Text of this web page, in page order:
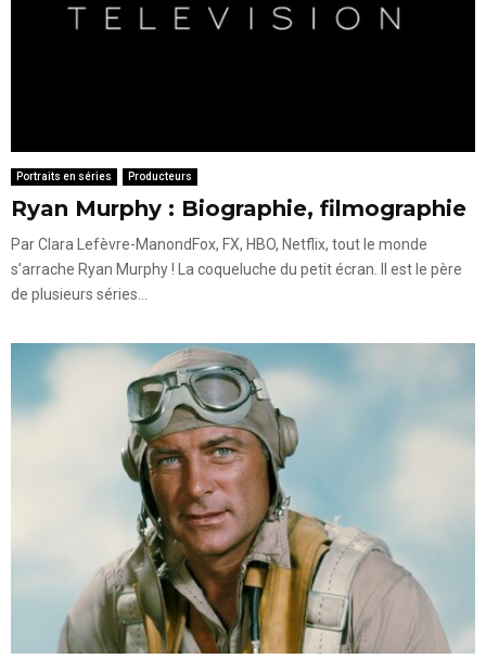
Portraits en séries Producteurs
Ryan Murphy : Biographie, filmographie
Par Clara Lefèvre-ManondFox, FX, HBO, Netflix, tout le monde
s’arrache Ryan Murphy ! La coqueluche du petit écran. Il est le père
de plusieurs séries...